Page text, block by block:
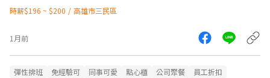
時薪$196 ~ $200 / 高雄市三民區
1月前
彈性排班 免經驗可 同事可愛 點心櫃 公司聚餐
員工折扣